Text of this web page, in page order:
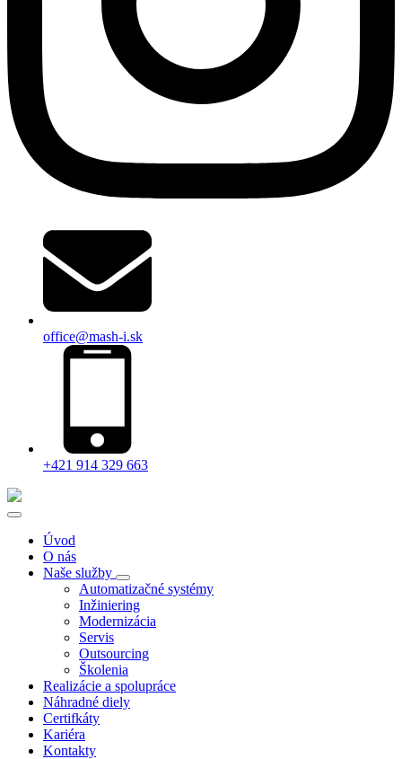
office@mash-i.sk
+421 914 329 663
Úvod
O nás
Naše služby
Automatizačné systémy
Inžiniering
Modernizácia
Servis
Outsourcing
Školenia
Realizácie a spolupráce
Náhradné diely
Certifkáty
Kariéra
Kontakty